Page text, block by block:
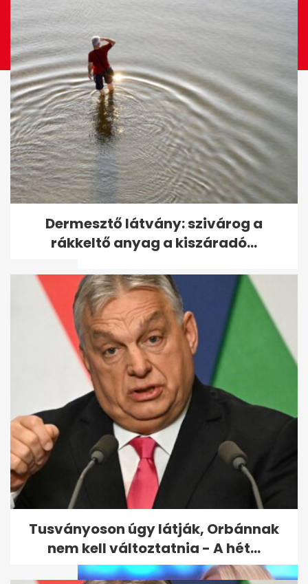
Háború, aszály, II. Erzsébet
halála, Masha Amini
forradalma,...
Videóriport az Izjum környéki
erdőkben talált tömegsírok...
Dermesztő látvány: szivárog a
rákkeltő anyag a kiszáradó...
Tusványoson úgy látják, Orbánnak
nem kell változtatnia - A hét...